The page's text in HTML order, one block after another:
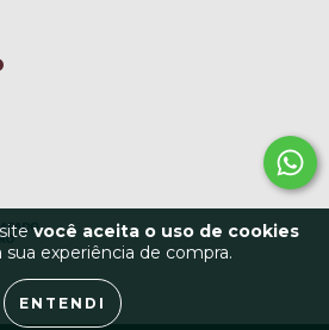
você aceita o uso de cookies
sua experiência de compra.
ENTENDI